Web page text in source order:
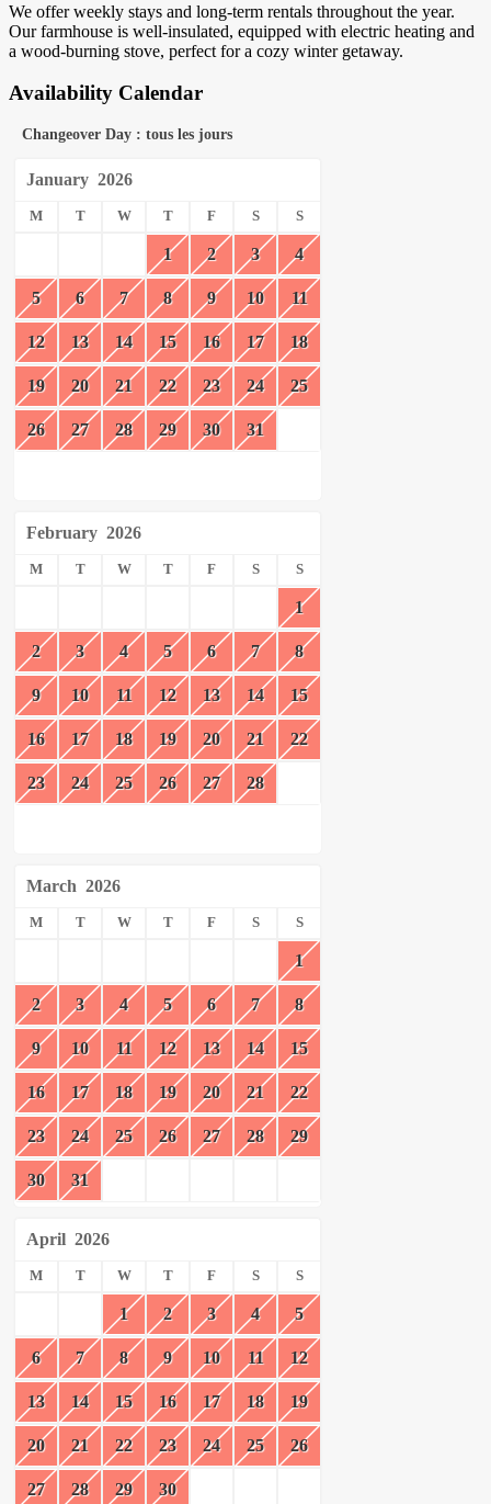
We offer weekly stays and long-term rentals throughout the year.
Our farmhouse is well-insulated, equipped with electric heating and
a wood-burning stove, perfect for a cozy winter getaway.
Availability Calendar
Changeover Day : tous les jours
January 2026
M T W T F S S
1 2 3 4
5 6 7 8 9 10 11
12 13 14 15 16 17 18
19 20 21 22 23 24 25
26 27 28 29 30 31
February 2026
M T W T F S S
1
2 3 4 5 6 7 8
9 10 11 12 13 14 15
16 17 18 19 20 21 22
23 24 25 26 27 28
March 2026
M T W T F S S
1
2 3 4 5 6 7 8
9 10 11 12 13 14 15
16 17 18 19 20 21 22
23 24 25 26 27 28 29
30 31
April 2026
M T W T F S S
1 2 3 4 5
6 7 8 9 10 11 12
13 14 15 16 17 18 19
20 21 22 23 24 25 26
27 28 29 30